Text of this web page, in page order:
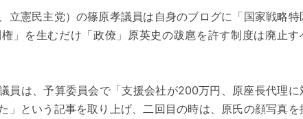
立憲民主党）の篠原孝議員は自身のブログに「国家戦略特
」を生むだけ「政僚」原英史の跋扈を許す制度は廃止す
員は、予算委員会で「支援会社が200万円、原座長代理に
」という記事を取り上げ、二回目の時は、原氏の顔写真を